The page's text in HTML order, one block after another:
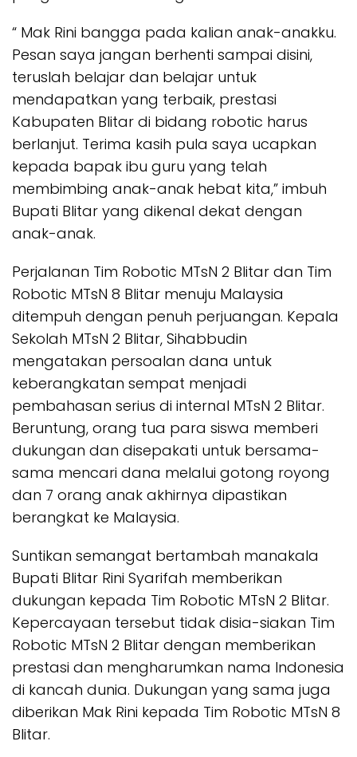
“ Mak Rini bangga pada kalian anak-anakku.
Pesan saya jangan berhenti sampai disini,
teruslah belajar dan belajar untuk
mendapatkan yang terbaik, prestasi
Kabupaten Blitar di bidang robotic harus
berlanjut. Terima kasih pula saya ucapkan
kepada bapak ibu guru yang telah
membimbing anak-anak hebat kita,” imbuh
Bupati Blitar yang dikenal dekat dengan
anak-anak.
Perjalanan Tim Robotic MTsN 2 Blitar dan Tim
Robotic MTsN 8 Blitar menuju Malaysia
ditempuh dengan penuh perjuangan. Kepala
Sekolah MTsN 2 Blitar, Sihabbudin
mengatakan persoalan dana untuk
keberangkatan sempat menjadi
pembahasan serius di internal MTsN 2 Blitar.
Beruntung, orang tua para siswa memberi
dukungan dan disepakati untuk bersama-
sama mencari dana melalui gotong royong
dan 7 orang anak akhirnya dipastikan
berangkat ke Malaysia.
Suntikan semangat bertambah manakala
Bupati Blitar Rini Syarifah memberikan
dukungan kepada Tim Robotic MTsN 2 Blitar.
Kepercayaan tersebut tidak disia-siakan Tim
Robotic MTsN 2 Blitar dengan memberikan
prestasi dan mengharumkan nama Indonesia
di kancah dunia. Dukungan yang sama juga
diberikan Mak Rini kepada Tim Robotic MTsN 8
Blitar.